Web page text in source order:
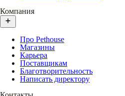
Компания
Про Pethouse
Магазины
Карьера
Поставщикам
Благотворительность
Написать директору